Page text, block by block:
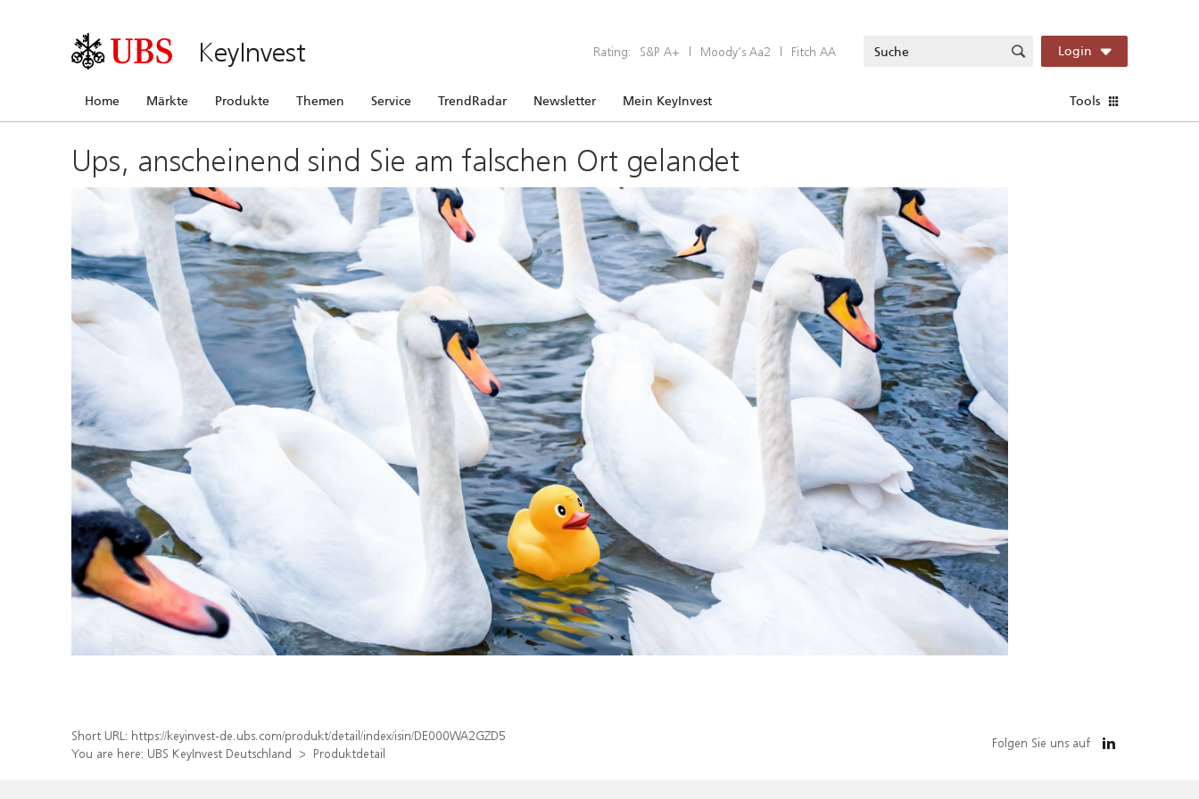
KeyInvest Rating: S&P A+ | Moody’s Aa2 | Fitch AA Login
Home Märkte Produkte Themen Service TrendRadar Newsletter Mein KeyInvest Tools
Ups, anscheinend sind Sie am falschen Ort gelandet
Short URL: https://keyinvest-de.ubs.com/produkt/detail/index/isin/DE000WA2GZD5
You are here: UBS KeyInvest Deutschland Produktdetail
Folgen Sie uns auf